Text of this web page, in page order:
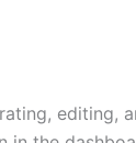
editing,